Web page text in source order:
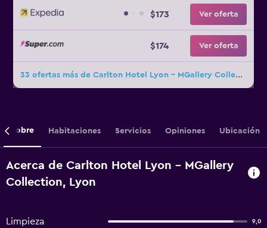
$173 Ver oferta
$174 Ver oferta
33 ofertas más de Carlton Hotel Lyon - MGallery Collection
Sobre Habitaciones Servicios Opiniones Ubicación
Acerca de Carlton Hotel Lyon - MGallery
Collection, Lyon
Limpieza 9,0